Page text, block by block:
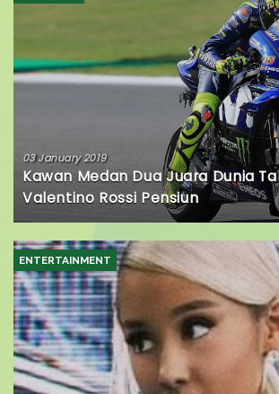
03 January 2019
Kawan Medan Dua Juara Dunia
Valentino Rossi Pensiun
ENTERTAINMENT